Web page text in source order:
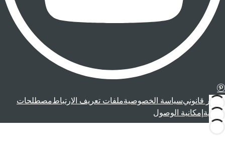
إشعار قانونيسياسة الخصوصيةملفات تعريف الارتباطمصطلحات
قانونية إمكانية الوصول